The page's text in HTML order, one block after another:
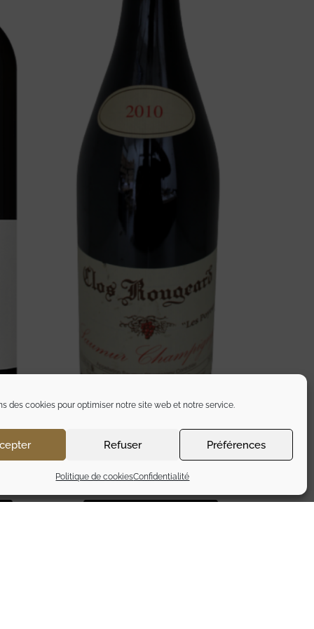
des cookies pour optimiser notre site web et notre service.
Refuser Préférences
Politique de cookiesConfidentialité
CLOS ROUGEARD – LES
POYEUX 2010
300,00€ TTC